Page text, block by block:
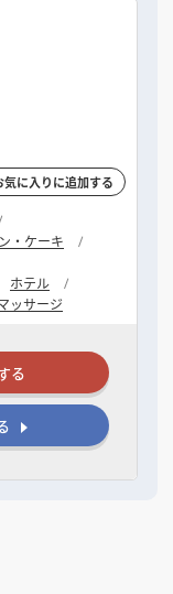
気に入りに追加する
・ケーキ
ホテル
ッサージ
る